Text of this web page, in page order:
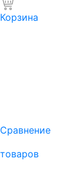
Корзина
Сравнение
товаров